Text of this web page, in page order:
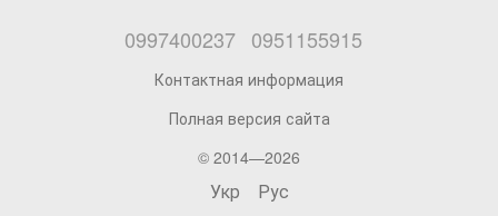
0997400237 0951155915
Контактная информация
Полная версия сайта
© 2014—2026
Укр Рус